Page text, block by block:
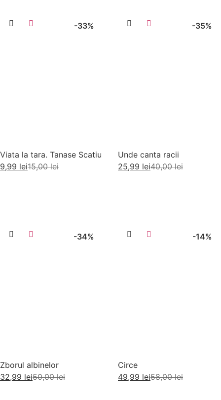
-33%
Viata la tara. Tanase Scatiu
15,00lei
9,99 lei
-35%
Unde canta racii
40,00lei
25,99 lei
-34%
Zborul albinelor
50,00lei
32,99 lei
-14%
Circe
58,00lei
49,99 lei